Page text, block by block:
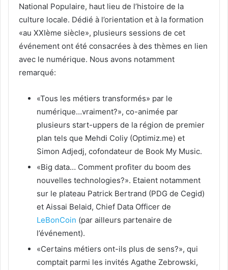
National Populaire, haut lieu de l’histoire de la
culture locale. Dédié à l’orientation et à la formation
«au XXIème siècle», plusieurs sessions de cet
événement ont été consacrées à des thèmes en lien
avec le numérique. Nous avons notamment
remarqué:
«Tous les métiers transformés» par le
numérique…vraiment?», co-animée par
plusieurs start-uppers de la région de premier
plan tels que Mehdi Coliy (Optimiz.me) et
Simon Adjedj, cofondateur de Book My Music.
«Big data… Comment profiter du boom des
nouvelles technologies?». Etaient notamment
sur le plateau Patrick Bertrand (PDG de Cegid)
et Aissai Belaid, Chief Data Officer de
LeBonCoin (par ailleurs partenaire de
l’événement).
«Certains métiers ont-ils plus de sens?», qui
comptait parmi les invités Agathe Zebrowski,